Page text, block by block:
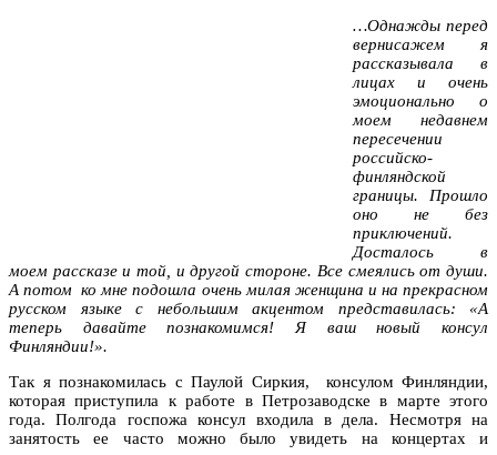
…Однажды перед
вернисажем я
рассказывала в
лицах и очень
эмоционально о
моем недавнем
пересечении
российско-
финляндской
границы. Прошло
оно не без
приключений.
Досталось в
моем рассказе и той, и другой стороне. Все смеялись от души.
А потом ко мне подошла очень милая женщина и на прекрасном
русском языке с небольшим акцентом представилась: «А
теперь давайте познакомимся! Я ваш новый консул
Финляндии!».
Так я познакомилась с Паулой Сиркия, консулом Финляндии,
которая приступила к работе в Петрозаводске в марте этого
года. Полгода госпожа консул входила в дела. Несмотря на
занятость ее часто можно было увидеть на концертах и